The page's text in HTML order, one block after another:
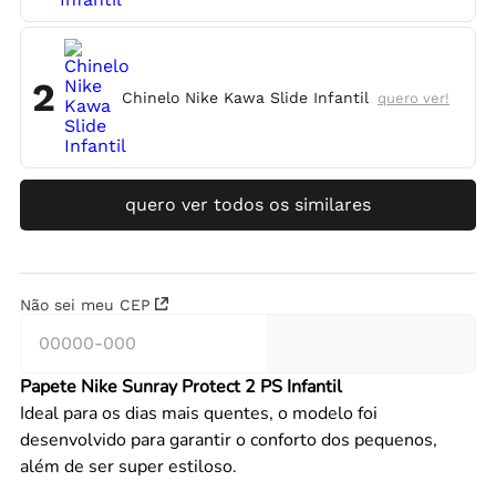
2 Chinelo Nike Kawa Slide Infantil quero ver!
quero ver todos os similares
Não sei meu CEP
Papete Nike Sunray Protect 2 PS Infantil
Ideal para os dias mais quentes, o modelo foi
desenvolvido para garantir o conforto dos pequenos,
além de ser super estiloso.